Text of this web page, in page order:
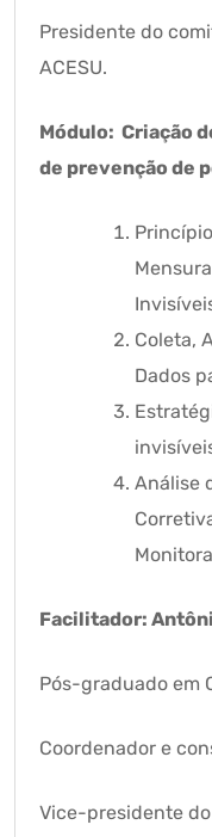
Presidente do
ACESU.
Módulo: Criação
de prevenção de
Coleta,
Dados
Análise
Facilitador:
Pós-graduado em
Coordenador e
Vice-presidente